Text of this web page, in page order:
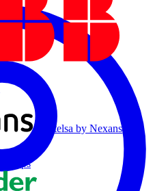
Centelsa by Nexans
Philips